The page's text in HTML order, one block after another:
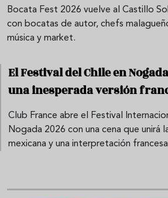
Bocata Fest 2026 vuelve al Castillo
con bocatas de autor, chefs
música y market.
El Festival del Chile en
una inesperada versión
Club France abre el Festival
Nogada 2026 con una cena que unirá
mexicana y una interpretación